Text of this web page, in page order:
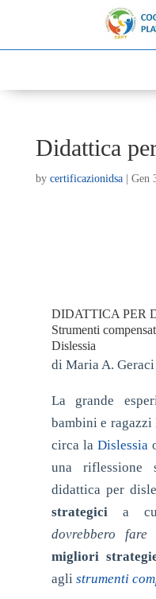
Didattica
by certificazionidsa| Gen
DIDATTICA PER
Strumenti
Dislessia
di Maria A. Geraci
La grande
bambini e ragazzi
circa la Dislessia
una riflessione
didattica per
strategicia
dovrebbero fare
migliori
agli strumenti